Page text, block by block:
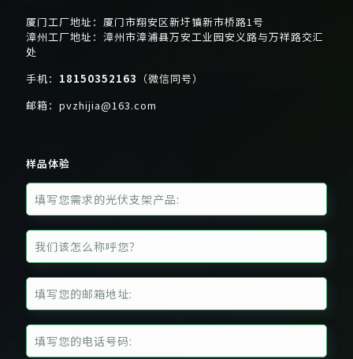
厦门工厂地址：厦门市翔安区新圩镇新市桥路1号
漳州工厂地址：漳州市漳浦县万安工业园安义路与万祥路交汇
处
手机： 18150352163 （微信同号）
邮箱： pvzhijia@163.com
样品体验